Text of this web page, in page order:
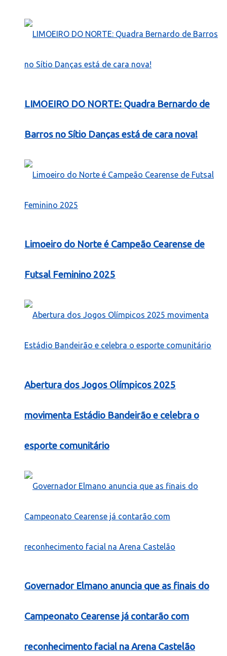
LIMOEIRO DO NORTE: Quadra Bernardo de
Barros no Sítio Danças está de cara nova!
Limoeiro do Norte é Campeão Cearense de
Futsal Feminino 2025
Abertura dos Jogos Olímpicos 2025
movimenta Estádio Bandeirão e celebra o
esporte comunitário
Governador Elmano anuncia que as finais do
Campeonato Cearense já contarão com
reconhecimento facial na Arena Castelão